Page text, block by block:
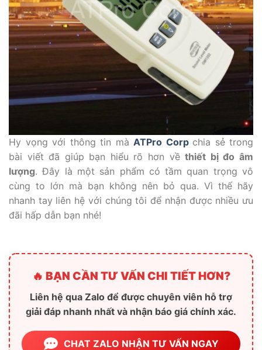
Hy vọng với thông tin mà ATPro Corp chia sẻ trong
bài viết đã giúp bạn hiểu rõ hơn vềthiết bị đo âm
lượng. Đây là một sản phẩm có tầm quan trọng vô
cùng to lớn mà bạn không nên bỏ qua. Vì thế hãy
nhanh tay liên hệ với chúng tôi để nhận được nhiều ưu
đãi hấp dẫn bạn nhé!
🔥 BẠN CẦN TƯ VẤN CHI TIẾT HƠN?
Liên hệ qua Zalo để được chuyên viên hỗ trợ
giải đáp nhanh nhất và nhận báo giá chính xác.
CHAT ZALO NHẬN TƯ VẤN NGAY